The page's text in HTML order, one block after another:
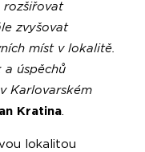
rozšiřovat
zvyšovat
míst v lokalitě.
a úspěchů
Karlovarském
Kratina.
lokalitou